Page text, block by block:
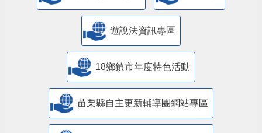
遊說法資訊專區
18鄉鎮市年度特色活動
苗栗縣自主更新輔導團網站專區